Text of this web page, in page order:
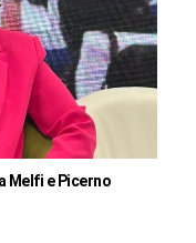
Melfi e Picerno